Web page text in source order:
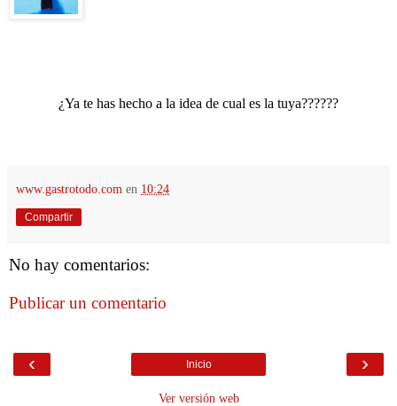
¿Ya te has hecho a la idea de cual es la tuya??????
www.gastrotodo.com en 10:24
Compartir
No hay comentarios:
Publicar un comentario
‹ ›
Inicio
Ver versión web